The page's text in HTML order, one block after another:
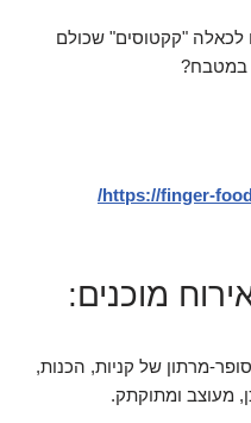
לכאלה "קקטוסים" שכולם
במטבח?
https://finger-
מוכנים:
מרתון של קניות, הכנות,
מעוצב ומתוקתק.